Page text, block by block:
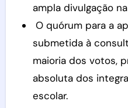
ampla divulgação
O quórum para a
submetida à
maioria dos votos,
absoluta dos
escolar.